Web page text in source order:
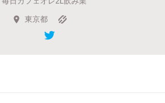
Legendary
東京都